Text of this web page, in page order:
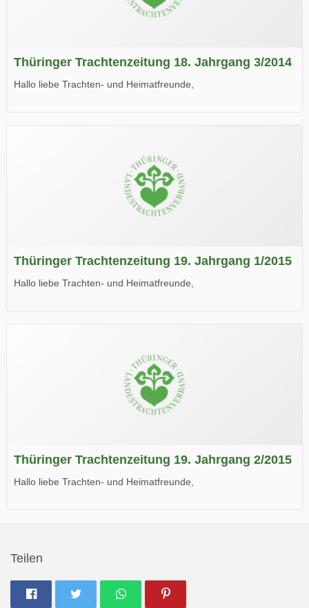
Thüringer Trachtenzeitung 18. Jahrgang 3/2014
Hallo liebe Trachten- und Heimatfreunde,
Wir wünschen Euch viel Spaß beim Lesen.
Thüringer Trachtenzeitung 19. Jahrgang 1/2015
Hallo liebe Trachten- und Heimatfreunde,
Wir wünschen Euch viel Spaß beim Lesen.
Thüringer Trachtenzeitung 19. Jahrgang 2/2015
Hallo liebe Trachten- und Heimatfreunde,
Teilen